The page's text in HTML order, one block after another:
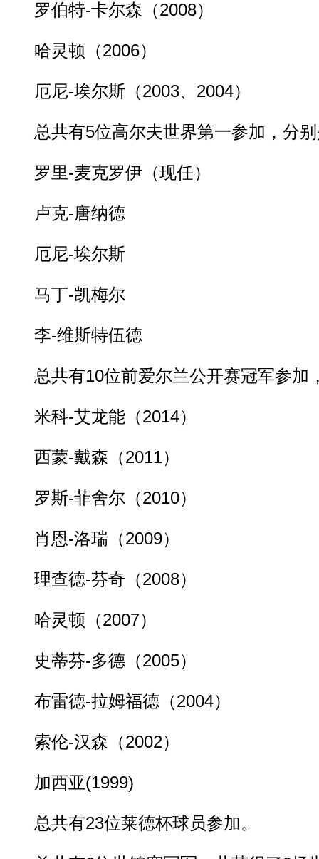
罗伯特-卡尔森（2008）
哈灵顿（2006）
厄尼-埃尔斯（2003、2004）
总共有5位高尔夫世界第一参加，分别
罗里-麦克罗伊（现任）
卢克-唐纳德
厄尼-埃尔斯
马丁-凯梅尔
李-维斯特伍德
总共有10位前爱尔兰公开赛冠军参加
米科-艾龙能（2014）
西蒙-戴森（2011）
罗斯-菲舍尔（2010）
肖恩-洛瑞（2009）
理查德-芬奇（2008）
哈灵顿（2007）
史蒂芬-多德（2005）
布雷德-拉姆福德（2004）
索伦-汉森（2002）
加西亚(1999)
总共有23位莱德杯球员参加。